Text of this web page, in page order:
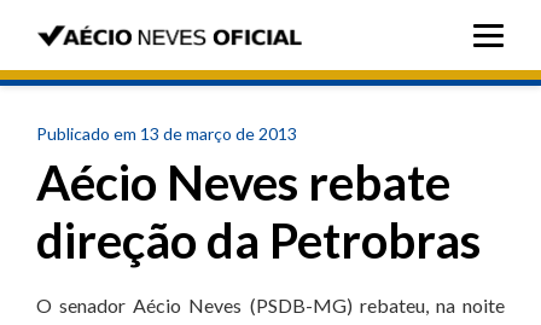
Publicado em 13 de março de 2013
Aécio Neves rebate
direção da Petrobras
O senador Aécio Neves (PSDB-MG) rebateu, na noite